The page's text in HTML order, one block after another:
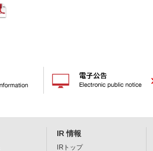
IR 情報
IRトップ